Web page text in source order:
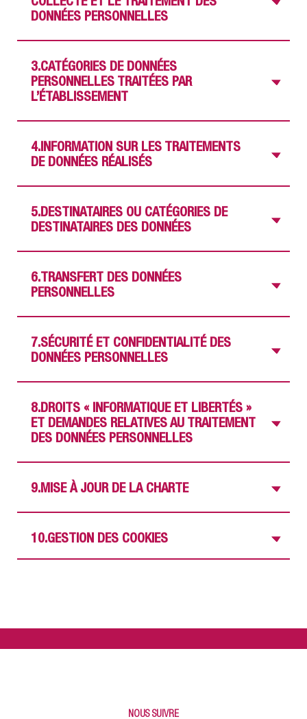
DONNÉES PERSONNELLES
3.CATÉGORIES DE DONNÉES
PERSONNELLES TRAITÉES PAR
L’ÉTABLISSEMENT
4.INFORMATION SUR LES TRAITEMENTS
DE DONNÉES RÉALISÉS
5.DESTINATAIRES OU CATÉGORIES DE
DESTINATAIRES DES DONNÉES
6.TRANSFERT DES DONNÉES
PERSONNELLES
7.SÉCURITÉ ET CONFIDENTIALITÉ DES
DONNÉES PERSONNELLES
8.DROITS « INFORMATIQUE ET LIBERTÉS »
ET DEMANDES RELATIVES AU TRAITEMENT
DES DONNÉES PERSONNELLES
9.MISE À JOUR DE LA CHARTE
10.GESTION DES COOKIES
NOUS SUIVRE